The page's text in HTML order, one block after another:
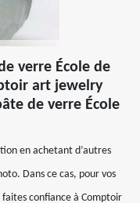
verre École de
art jewelry
de verre École
en achetant d’autres
Dans ce cas, pour vos
confiance à Comptoir